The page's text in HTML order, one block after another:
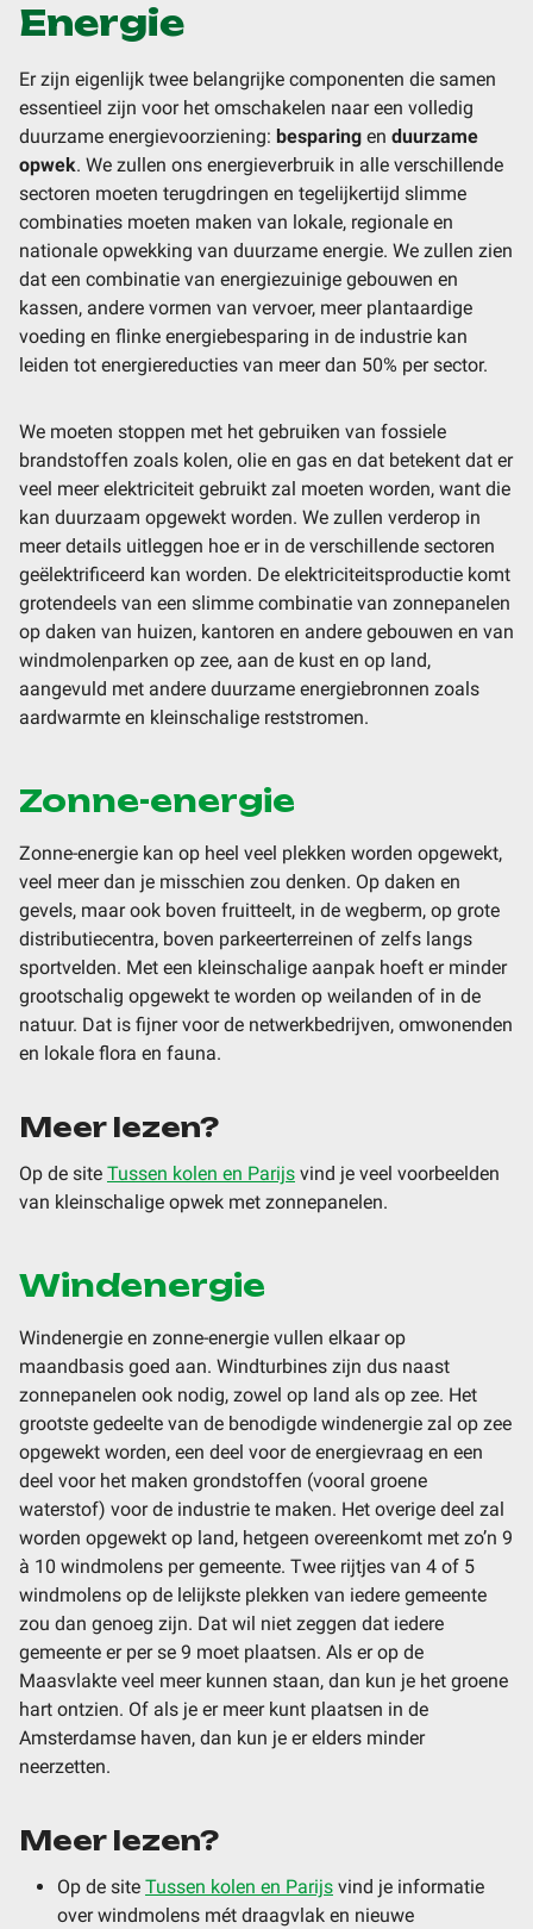
Energie
Er zijn eigenlijk twee belangrijke componenten die samen
essentieel zijn voor het omschakelen naar een volledig
duurzame energievoorziening: besparing en duurzame
opwek. We zullen ons energieverbruik in alle verschillende
sectoren moeten terugdringen en tegelijkertijd slimme
combinaties moeten maken van lokale, regionale en
nationale opwekking van duurzame energie. We zullen zien
dat een combinatie van energiezuinige gebouwen en
kassen, andere vormen van vervoer, meer plantaardige
voeding en flinke energiebesparing in de industrie kan
leiden tot energiereducties van meer dan 50% per sector.
We moeten stoppen met het gebruiken van fossiele
brandstoffen zoals kolen, olie en gas en dat betekent dat er
veel meer elektriciteit gebruikt zal moeten worden, want die
kan duurzaam opgewekt worden. We zullen verderop in
meer details uitleggen hoe er in de verschillende sectoren
geëlektrificeerd kan worden. De elektriciteitsproductie komt
grotendeels van een slimme combinatie van zonnepanelen
op daken van huizen, kantoren en andere gebouwen en van
windmolenparken op zee, aan de kust en op land,
aangevuld met andere duurzame energiebronnen zoals
aardwarmte en kleinschalige reststromen.
Zonne-energie
Zonne-energie kan op heel veel plekken worden opgewekt,
veel meer dan je misschien zou denken. Op daken en
gevels, maar ook boven fruitteelt, in de wegberm, op grote
distributiecentra, boven parkeerterreinen of zelfs langs
sportvelden. Met een kleinschalige aanpak hoeft er minder
grootschalig opgewekt te worden op weilanden of in de
natuur. Dat is fijner voor de netwerkbedrijven, omwonenden
en lokale flora en fauna.
Meer lezen?
Op de site Tussen kolen en Parijs vind je veel voorbeelden
van kleinschalige opwek met zonnepanelen.
Windenergie
Windenergie en zonne-energie vullen elkaar op
maandbasis goed aan. Windturbines zijn dus naast
zonnepanelen ook nodig, zowel op land als op zee. Het
grootste gedeelte van de benodigde windenergie zal op zee
opgewekt worden, een deel voor de energievraag en een
deel voor het maken grondstoffen (vooral groene
waterstof) voor de industrie te maken. Het overige deel zal
worden opgewekt op land, hetgeen overeenkomt met zo’n 9
à 10 windmolens per gemeente. Twee rijtjes van 4 of 5
windmolens op de lelijkste plekken van iedere gemeente
zou dan genoeg zijn. Dat wil niet zeggen dat iedere
gemeente er per se 9 moet plaatsen. Als er op de
Maasvlakte veel meer kunnen staan, dan kun je het groene
hart ontzien. Of als je er meer kunt plaatsen in de
Amsterdamse haven, dan kun je er elders minder
neerzetten.
Meer lezen?
Op de site Tussen kolen en Parijs vind je informatie
over windmolens mét draagvlak en nieuwe